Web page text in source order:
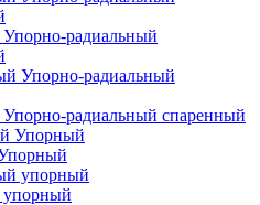
радиальный
радиальный спаренный
упорный